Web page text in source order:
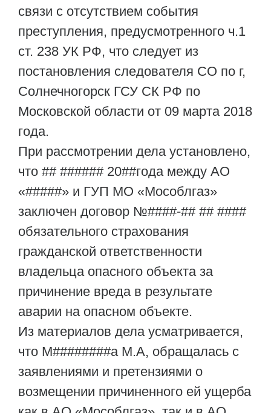
связи с отсутствием события
преступления, предусмотренного ч.1
ст. 238 УК РФ, что следует из
постановления следователя СО по г,
Солнечногорск ГСУ СК РФ по
Московской области от 09 марта 2018
года.
При рассмотрении дела установлено,
что ## ###### 20##года между АО
«#####» и ГУП МО «Мособлгаз»
заключен договор №####-## ## ####
обязательного страхования
гражданской ответственности
владельца опасного объекта за
причинение вреда в результате
аварии на опасном объекте.
Из материалов дела усматривается,
что М########а М.А, обращалась с
заявлениями и претензиями о
возмещении причиненного ей ущерба